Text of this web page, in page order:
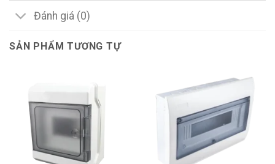
Đánh giá (0)
SẢN PHẨM TƯƠNG TỰ